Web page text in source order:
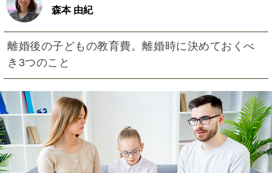
森本 由紀
離婚後の子どもの教育費。離婚時に決めておくべ
き3つのこと